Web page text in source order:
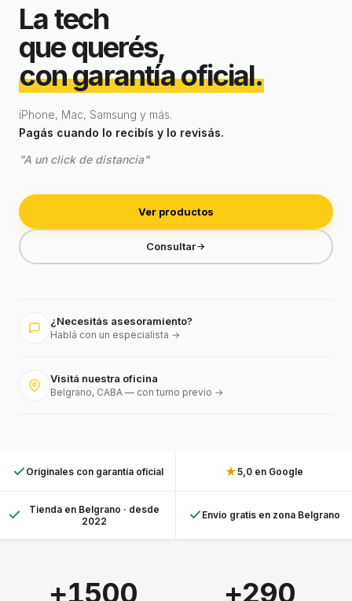
La tech
que querés,
con garantía oficial.
iPhone, Mac, Samsung y más.
Pagás cuando lo recibís y lo revisás.
"A un click de distancia"
Ver productos
Consultar
¿Necesitás asesoramiento?
Hablá con un especialista →
Visitá nuestra oficina
Belgrano, CABA — con turno previo →
Originales con garantía oficial ★5,0 en Google
Tienda en Belgrano · desde
2022
Envío gratis en zona Belgrano
+1500 +290